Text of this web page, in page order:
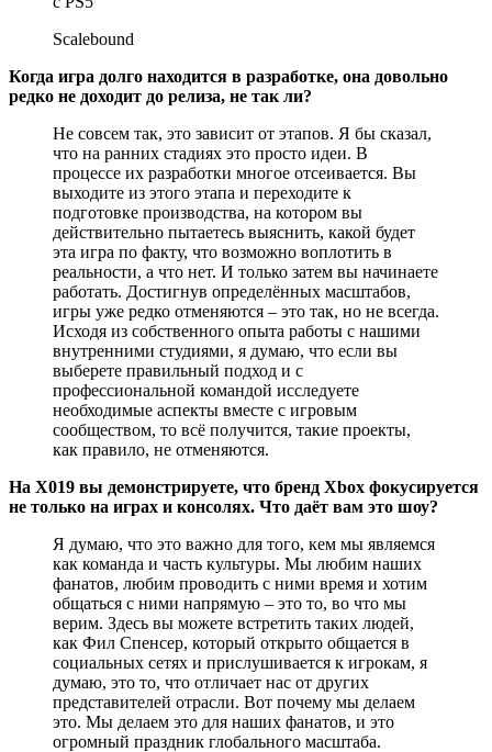
Scalebound
Когда игра долго находится в разработке, она довольно
редко не доходит до релиза, не так ли?
Не совсем так, это зависит от этапов. Я бы сказал,
что на ранних стадиях это просто идеи. В
процессе их разработки многое отсеивается. Вы
выходите из этого этапа и переходите к
подготовке производства, на котором вы
действительно пытаетесь выяснить, какой будет
эта игра по факту, что возможно воплотить в
реальности, а что нет. И только затем вы начинаете
работать. Достигнув определённых масштабов,
игры уже редко отменяются – это так, но не всегда.
Исходя из собственного опыта работы с нашими
внутренними студиями, я думаю, что если вы
выберете правильный подход и с
профессиональной командой исследуете
необходимые аспекты вместе с игровым
сообществом, то всё получится, такие проекты,
как правило, не отменяются.
На X019 вы демонстрируете, что бренд Xbox фокусируется
не только на играх и консолях. Что даёт вам это шоу?
Я думаю, что это важно для того, кем мы являемся
как команда и часть культуры. Мы любим наших
фанатов, любим проводить с ними время и хотим
общаться с ними напрямую – это то, во что мы
верим. Здесь вы можете встретить таких людей,
как Фил Спенсер, который открыто общается в
социальных сетях и прислушивается к игрокам, я
думаю, это то, что отличает нас от других
представителей отрасли. Вот почему мы делаем
это. Мы делаем это для наших фанатов, и это
огромный праздник глобального масштаба.